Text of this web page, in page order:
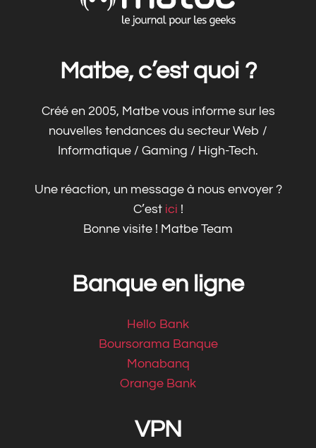
Matbe, c’est quoi ?
Créé en 2005, Matbe vous informe sur les
nouvelles tendances du secteur Web /
Informatique / Gaming / High-Tech.
Une réaction, un message à nous envoyer ?
C’est ici !
Bonne visite ! Matbe Team
Banque en ligne
Hello Bank
Boursorama Banque
Monabanq
Orange Bank
VPN